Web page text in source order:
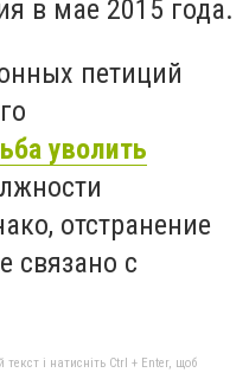
в мае 2015 года.
петиций
уволить
отстранение
связано с
і натисніть Ctrl + Enter, щоб